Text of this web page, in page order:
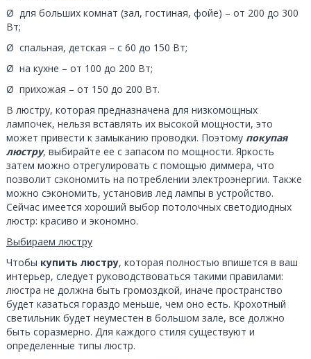
Ø для больших комнат (зал, гостиная, фойе) – от 200 до 300
Вт;
Ø спальная, детская – с 60 до 150 Вт;
Ø на кухне – от 100 до 200 Вт;
Ø прихожая – от 150 до 200 Вт.
В люстру, которая предназначена для низкомощных
лампочек, нельзя вставлять их высокой мощности, это
может привести к замыканию проводки. Поэтому покупая
люстру, выбирайте ее с запасом по мощности. Яркость
затем можно отрегулировать с помощью диммера, что
позволит сэкономить на потреблении электроэнергии. Также
можно сэкономить, установив лед лампы в устройство.
Сейчас имеется хороший выбор потолочных светодиодных
люстр: красиво и экономно.
Выбираем люстру
Чтобы купить люстру, которая полностью впишется в ваш
интерьер, следует руководствоваться такими правилами:
люстра не должна быть громоздкой, иначе пространство
будет казаться гораздо меньше, чем оно есть. Крохотный
светильник будет неуместен в большом зале, все должно
быть соразмерно. Для каждого стиля существуют и
определенные типы люстр.